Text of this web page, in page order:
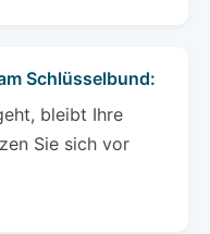
Schlüsselbund:
bleibt Ihre
Sie sich vor